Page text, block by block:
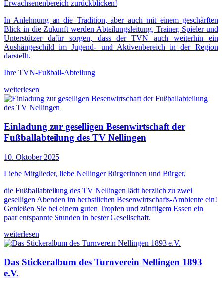
Erwachsenenbereich zurückblicken!
In Anlehnung an die Tradition, aber auch mit einem geschärften
Blick in die Zukunft werden Abteilungsleitung, Trainer, Spieler und
Unterstützer dafür sorgen, dass der TVN auch weiterhin ein
Aushängeschild im Jugend- und Aktivenbereich in der Region
darstellt.
Ihre TVN-Fußball-Abteilung
weiterlesen
Einladung zur geselligen Besenwirtschaft der
Fußballabteilung des TV Nellingen
10. Oktober 2025
Liebe Mitglieder, liebe Nellinger Bürgerinnen und Bürger,
die Fußballabteilung des TV Nellingen lädt herzlich zu zwei
geselligen Abenden im herbstlichen Besenwirtschafts-Ambiente ein!
Genießen Sie bei einem guten Tropfen und zünftigem Essen ein
paar entspannte Stunden in bester Gesellschaft.
weiterlesen
Das Stickeralbum des Turnverein Nellingen 1893
e.V.